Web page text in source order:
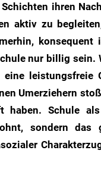
ihren
aktiv zu
konsequent
nur billig sein.
leistungsfreie
Umerziehern
haben. Schule
sondern das